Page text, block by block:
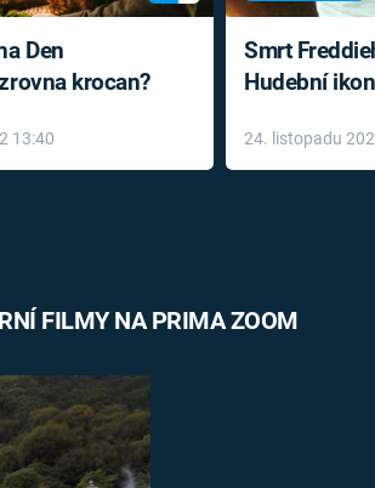
Den
krocan?
13:40
Smrt
Hudební
léky
24. listopadu
FILMY NA PRIMA ZOOM